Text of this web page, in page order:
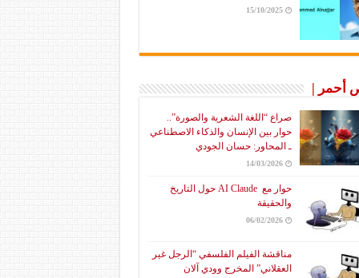
15/10/2025
أحمر |
صراع “اللغة الشعرية والصورة”..
حوار بين الإنسان والذكاء الاصطناعي
ـ المحاور: حسان الجودي
14/03/2026
حوار مع AI Claude حول التاريخ
والحقيقة
06/02/2026
مناقشة الفيلم الفلسفي “الرجل غير
العقلاني” المخرج وودي آلان